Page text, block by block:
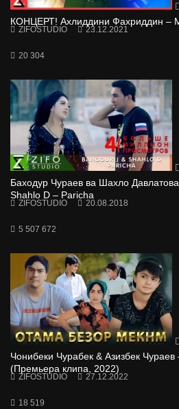
КОНЦЕРТ! Ахлиддини Фахриддин –
ZIFOSTUDIO 23.12.2021
20 304
Баходур Чураев ва Шахло
Shahlo D – Paricha
ZIFOSTUDIO 20.08.2018
5 507 672
Чонибеки Чурабек & Азизбек
(Премьера клипа, 2022)
ZIFOSTUDIO 27.12.2022
18 519